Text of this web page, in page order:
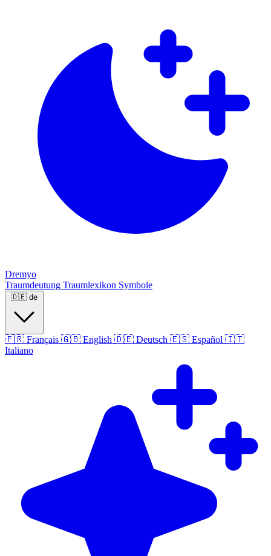
Dremyo
Traumdeutung Traumlexikon Symbole
🇩🇪 de
🇫🇷 Français 🇬🇧 English 🇩🇪 Deutsch 🇪🇸 Español 🇮🇹
Italiano